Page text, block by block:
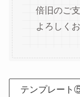
倍旧のご
よろしく
テンプレート